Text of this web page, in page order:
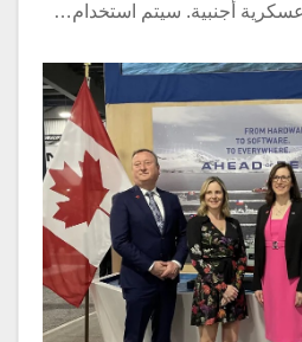
أجنبية. سيتم استخدام…